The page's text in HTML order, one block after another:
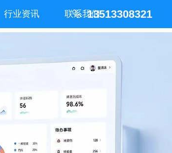
行业资讯 联系我们13513308321